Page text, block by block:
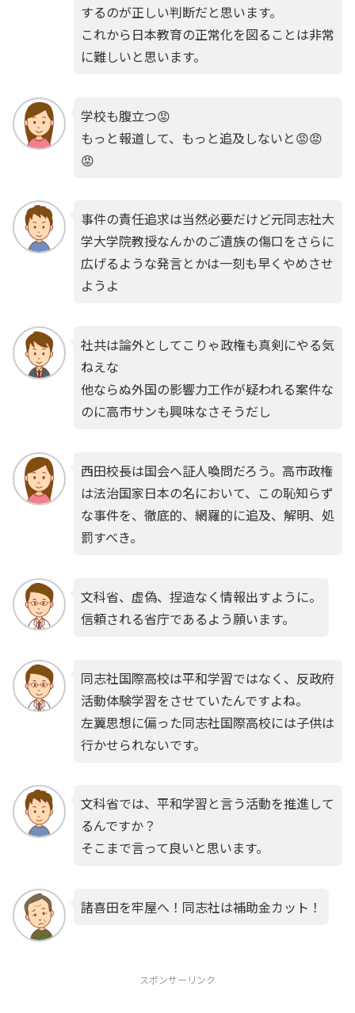
するのが正しい判断だと思います。
これから日本教育の正常化を図ることは非常
に難しいと思います。
学校も腹立つ😡
もっと報道して、もっと追及しないと😡😡
😡
事件の責任追求は当然必要だけど元同志社大
学大学院教授なんかのご遺族の傷口をさらに
広げるような発言とかは一刻も早くやめさせ
ようよ
社共は論外としてこりゃ政権も真剣にやる気
ねえな
他ならぬ外国の影響力工作が疑われる案件な
のに高市サンも興味なさそうだし
西田校長は国会へ証人喚問だろう。高市政権
は法治国家日本の名において、この恥知らず
な事件を、徹底的、網羅的に追及、解明、処
罰すべき。
文科省、虚偽、捏造なく情報出すように。
信頼される省庁であるよう願います。
同志社国際高校は平和学習ではなく、反政府
活動体験学習をさせていたんですよね。
左翼思想に偏った同志社国際高校には子供は
行かせられないです。
文科省では、平和学習と言う活動を推進して
るんですか？
そこまで言って良いと思います。
諸喜田を牢屋へ！同志社は補助金カット！
スポンサーリンク